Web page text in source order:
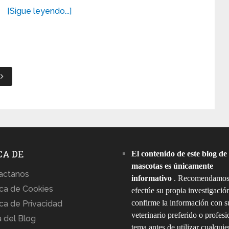
[Sigue leyendo...]
DE
de Cookies
de Privacidad
del Blog
El contenido de este blog de
mascotas es únicamente
informativo .
efectúe su propia
confirme la información con
veterinario preferido o
tema antes de utilizar